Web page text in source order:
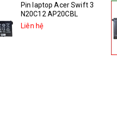
Pin laptop Acer Swift 3
N20C12 AP20CBL
Liên hệ